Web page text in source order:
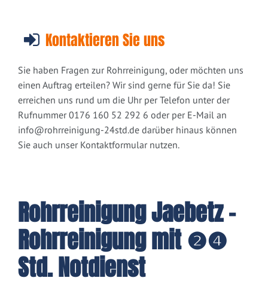
Kontaktieren Sie uns
Sie haben Fragen zur Rohrreinigung, oder möchten uns
einen Auftrag erteilen? Wir sind gerne für Sie da! Sie
erreichen uns rund um die Uhr per Telefon unter der
Rufnummer 0176 160 52 292 6 oder per E-Mail an
info@rohrreinigung-24std.de darüber hinaus können
Sie auch unser Kontaktformular nutzen.
Rohrreinigung Jaebetz -
Rohrreinigung mit ❷❹
Std. Notdienst